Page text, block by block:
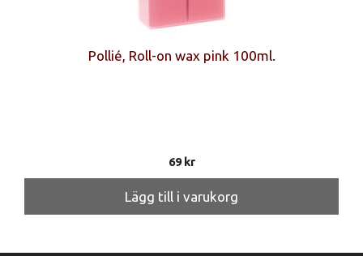
Pollié, Roll-on wax pink 100ml.
69kr
Lägg till i varukorg